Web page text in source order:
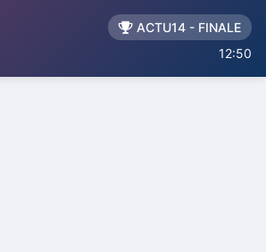
ACTU14 - FINALE
12:50